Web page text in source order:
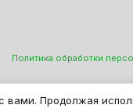
· Политика обработки
"ИМАТО", ИНН
Продолжая